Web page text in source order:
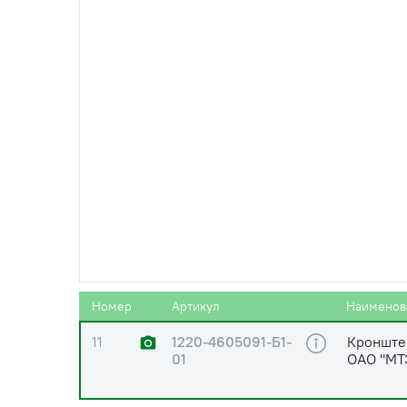
Номер Артикул
Палец
11 1220-4605091-Б1
ОАО
11
1220-4605091-Б1-
01
ОАО